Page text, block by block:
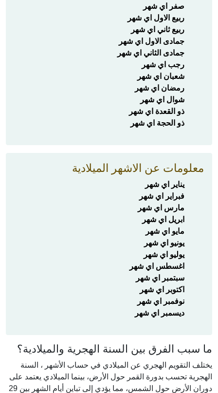
صفر اي شهر
ربيع الاول اي شهر
ربيع ثاني اي شهر
جمادى الاول اي شهر
جمادى الثاني اي شهر
رجب اي شهر
شعبان اي شهر
رمضان اي شهر
شوال اي شهر
ذو القعدة اي شهر
ذو الحجة اي شهر
معلومات عن الاشهر الميلادية
يناير اي شهر
فبراير اي شهر
مارس اي شهر
ابريل اي شهر
مايو اي شهر
يونيو اي شهر
يوليو اي شهر
اغسطس اي شهر
سبتمبر اي شهر
اكتوبر اي شهر
نوفمبر اي شهر
ديسمبر اي شهر
ما سبب الفرق بين السنة الهجرية والميلادية؟
يختلف التقويم الهجري عن الميلادي في حساب الأشهر ، السنة
الهجرية تحسب بدورة القمر حول الأرض، بينما الميلادي يعتمد على
دوران الأرض حول الشمس، مما يؤدي إلى تباين أيام الشهر بين 29